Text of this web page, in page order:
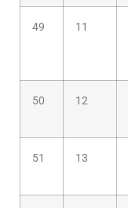
49 11
50 12
51 13